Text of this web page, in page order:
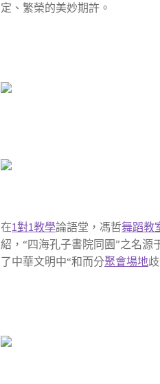
定、繁榮的美妙期許。
在1對1教學論語堂，馮哲舞蹈教
紹，“四海孔子書院同園”之名
了中華文明中“和而分聚會場地